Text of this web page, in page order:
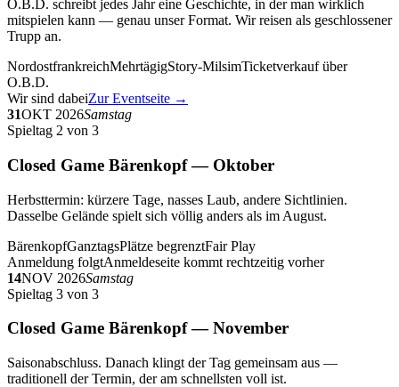
O.B.D. schreibt jedes Jahr eine Geschichte, in der man wirklich
mitspielen kann — genau unser Format. Wir reisen als geschlossener
Trupp an.
NordostfrankreichMehrtägigStory-MilsimTicketverkauf über
O.B.D.
Wir sind dabeiZur Eventseite →
31OKT 2026Samstag
Spieltag 2 von 3
Closed Game Bärenkopf — Oktober
Herbsttermin: kürzere Tage, nasses Laub, andere Sichtlinien.
Dasselbe Gelände spielt sich völlig anders als im August.
BärenkopfGanztagsPlätze begrenztFair Play
Anmeldung folgtAnmeldeseite kommt rechtzeitig vorher
14NOV 2026Samstag
Spieltag 3 von 3
Closed Game Bärenkopf — November
Saisonabschluss. Danach klingt der Tag gemeinsam aus —
traditionell der Termin, der am schnellsten voll ist.